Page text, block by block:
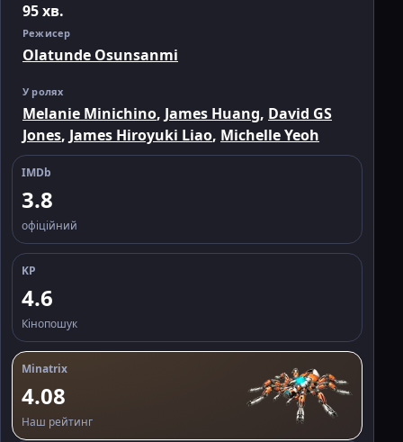
95 хв.
Режисер
Olatunde Osunsanmi
У ролях
Melanie Minichino, James Huang, David GS
Jones, James Hiroyuki Liao, Michelle Yeoh
IMDb
3.8
офіційний
KP
4.6
Кінопошук
Minatrix
4.08
Наш рейтинг